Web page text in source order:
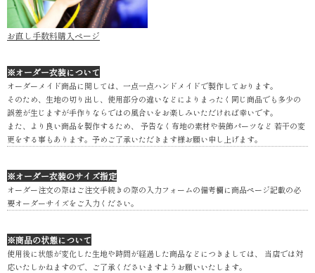
お直し手数料購入ページ
※オーダー衣装について
オーダーメイド商品に関しては、一点一点ハンドメイドで製作しております。
そのため、生地の切り出し、使用部分の違いなどによりまったく同じ商品でも多少の
誤差が生じますが手作りならではの風合いをお楽しみいただければ幸いです。
また、より良い商品を製作するため、 予告なく布地の素材や装飾パーツなど 若干の変
更をする事もあります。予めご了承いただきます様お願い申し上げます。
※オーダー衣装のサイズ指定
オーダー注文の際はご注文手続きの際の入力フォームの備考欄に商品ページ記載の必
要オーダーサイズをご入力ください。
※商品の状態について
使用後に状態が変化した生地や時間が経過した商品などにつきましては、 当店では対
応いたしかねますので、ご了承くださいますようお願いいたします。